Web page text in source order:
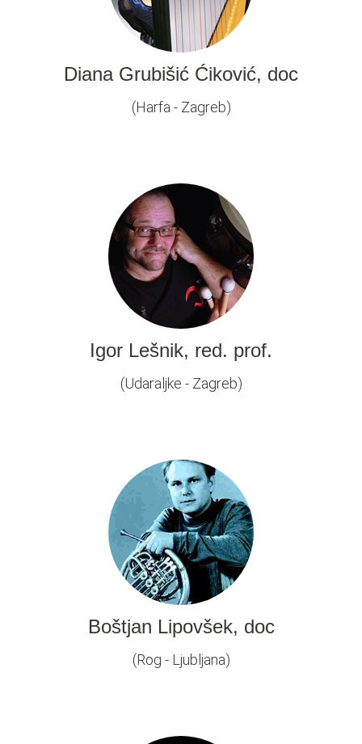
Diana Grubišić Ćiković, doc
(Harfa - Zagreb)
Igor Lešnik, red. prof.
(Udaraljke - Zagreb)
Boštjan Lipovšek, doc
(Rog - Ljubljana)